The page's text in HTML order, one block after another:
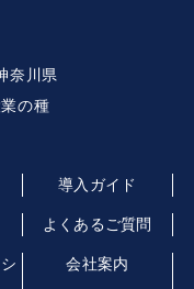
川県
の種
導入ガイド
よくあるご質問
会社案内